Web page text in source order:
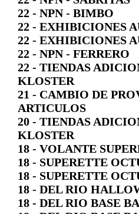
22 - NPN - BIMBO
22 - EXHIBICIONES
22 - EXHIBICIONES
22 - NPN - FERRERO
22 - TIENDAS
KLOSTER
21 - CAMBIO DE
ARTICULOS
20 - TIENDAS
KLOSTER
18 - VOLANTE
18 - SUPERETTE
18 - SUPERETTE
18 - DEL RIO
18 - DEL RIO BASE